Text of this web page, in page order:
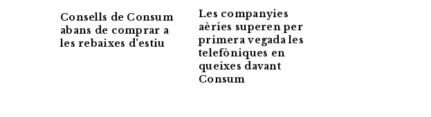
Consells de Consum
abans de comprar a
les rebaixes d’estiu
Les companyies
aèries superen per
primera vegada les
telefòniques en
queixes davant
Consum